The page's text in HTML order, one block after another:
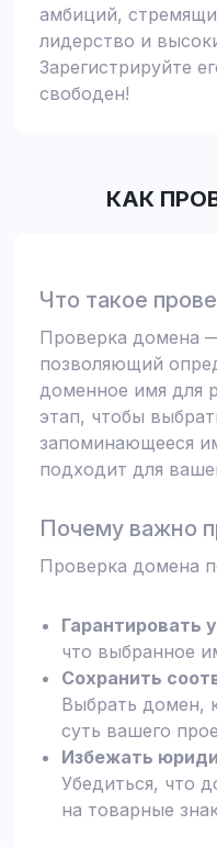
амбиций,
лидерство и
Зарегистрируйте
свободен!
КАК
Что такое
Проверка домена
позволяющий
доменное имя для
этап, чтобы
запоминающееся
подходит для
Почему важно
Проверка домена
Гарантировать
что выбранное
Сохранить
Выбрать домен,
суть вашего
Избежать
Убедиться, что
на товарные